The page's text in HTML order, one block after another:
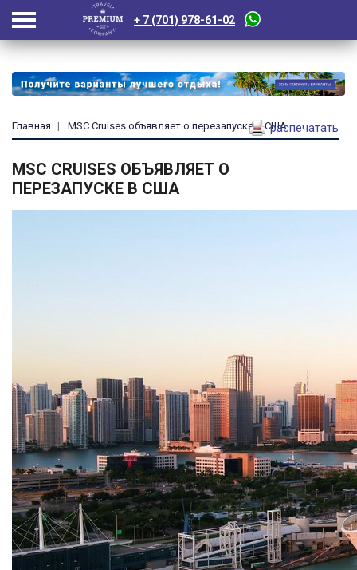
+ 7 (701) 978-61-02
Главная MSC Cruises объявляет о перезапуске в СШАраспечатать
MSC CRUISES ОБЪЯВЛЯЕТ О
ПЕРЕЗАПУСКЕ В США